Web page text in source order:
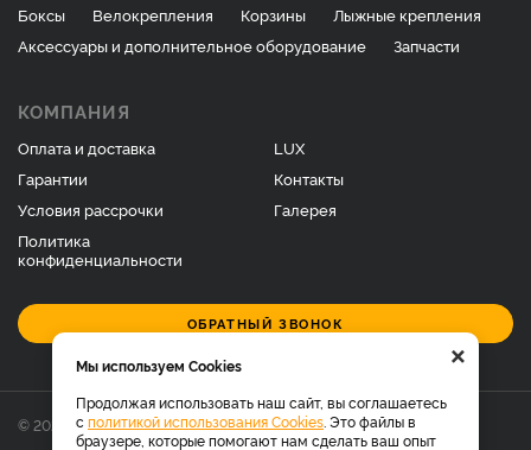
Боксы Велокрепления Корзины
Лыжные крепления
Аксессуары и дополнительное оборудование
Запчасти
КОМПАНИЯ
Оплата и доставка
Гарантии
Условия рассрочки
Политика
конфиденциальности
LUX
Контакты
Галерея
ОБРАТНЫЙ ЗВОНОК
© 2026 Фирменный магазин багажников LUX.
×
Мы используем Cookies
Продолжая использовать наш сайт, вы соглашаетесь
с политикой использования Cookies . Это файлы в
браузере, которые помогают нам сделать ваш опыт